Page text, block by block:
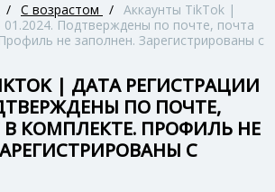
/ С возрастом / Аккаунты TikTok |
01.2024. Подтверждены по почте, почта
не заполнен. Зарегистрированы с
| ДАТА РЕГИСТРАЦИИ
ПО ПОЧТЕ,
КОМПЛЕКТЕ. ПРОФИЛЬ НЕ
С